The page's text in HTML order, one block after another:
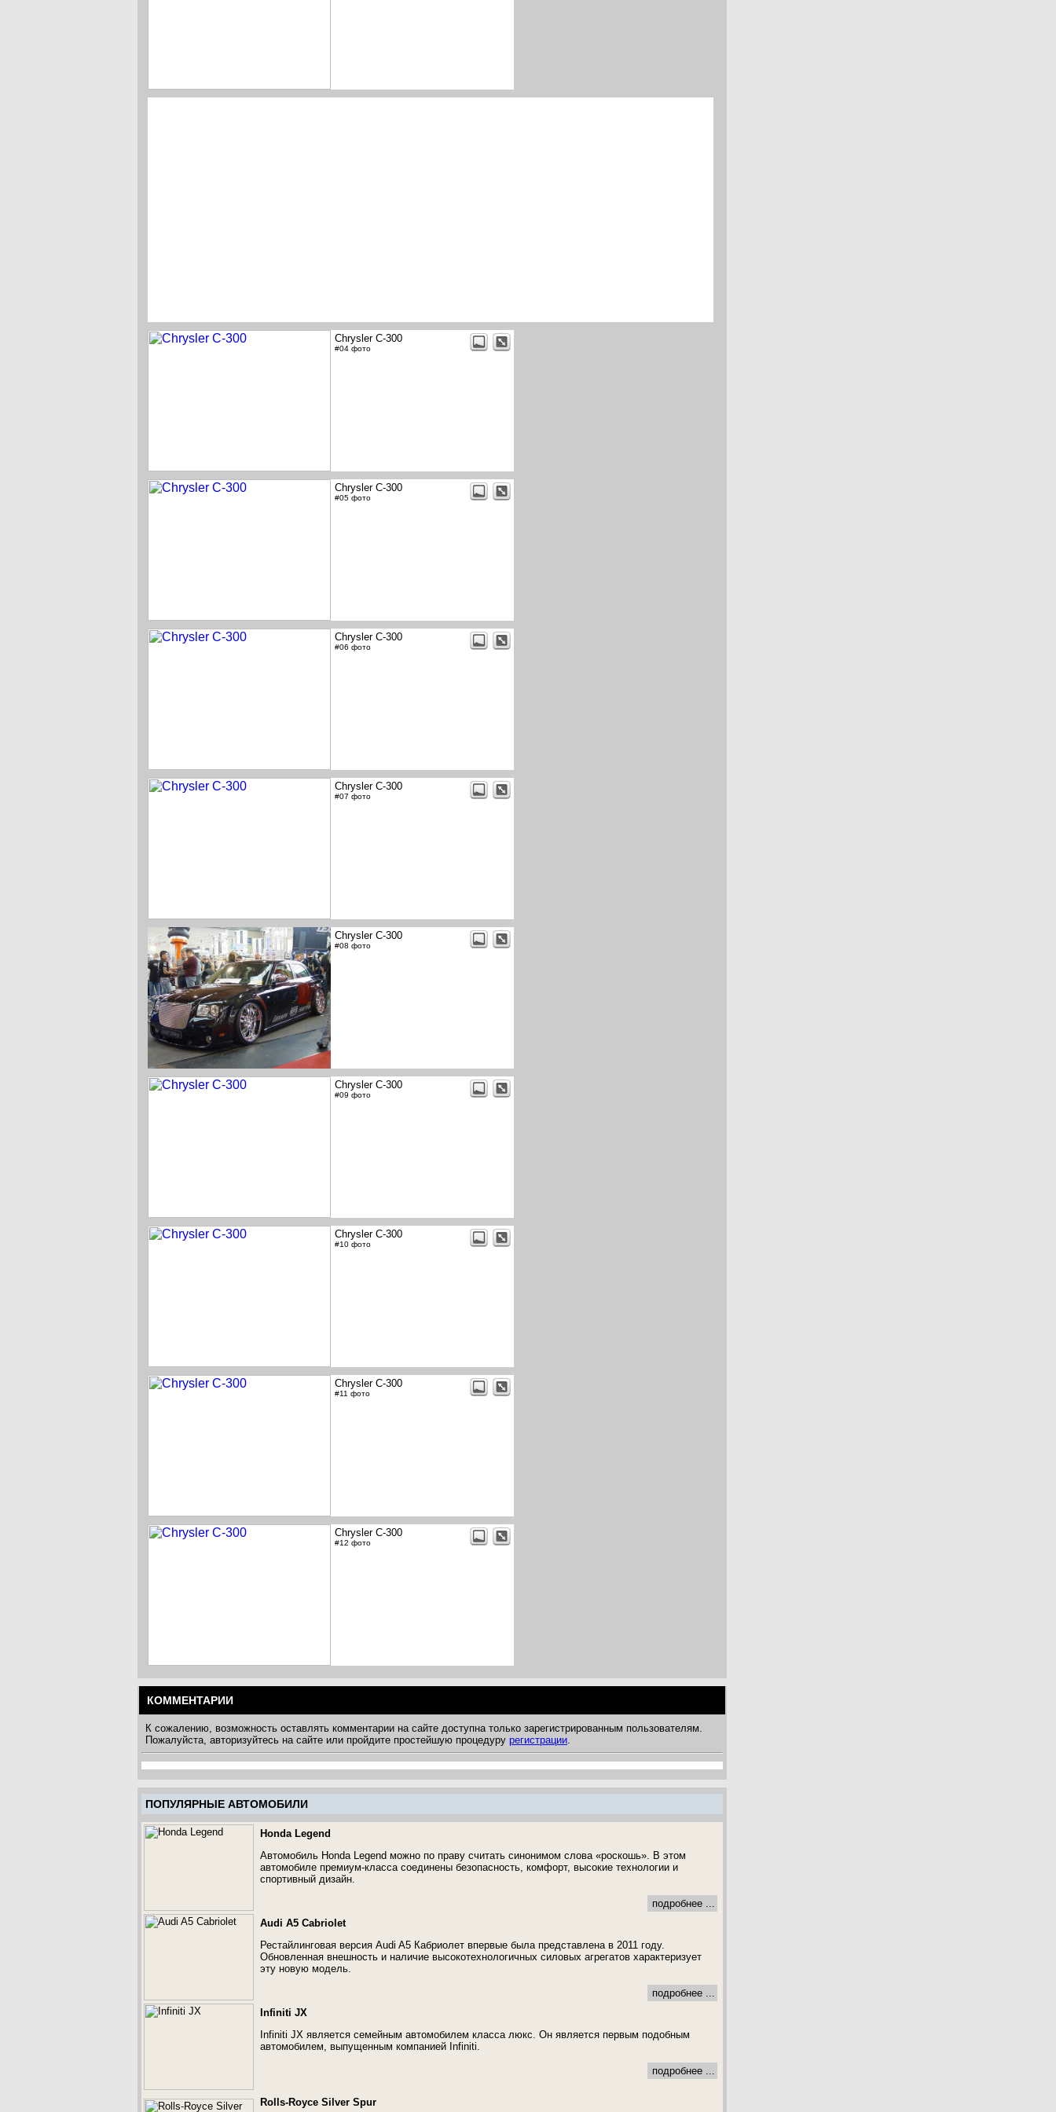
Chrysler C-300
#04 фото
Chrysler C-300
#05 фото
Chrysler C-300
#06 фото
Chrysler C-300
#07 фото
Chrysler C-300
#08 фото
Chrysler C-300
#09 фото
Chrysler C-300
#10 фото
Chrysler C-300
#11 фото
Chrysler C-300
#12 фото
КОММЕНТАРИИ
К сожалению, возможность оставлять комментарии на сайте доступна только зарегистрированным пользователям.
Пожалуйста, авторизуйтесь на сайте или пройдите простейшую процедуру регистрации.
ПОПУЛЯРНЫЕ АВТОМОБИЛИ
Honda Legend
Автомобиль Honda Legend можно по праву считать синонимом слова «роскошь». В этом
автомобиле премиум-класса соединены безопасность, комфорт, высокие технологии и
спортивный дизайн.
подробнее ...
Audi A5 Cabriolet
Рестайлинговая версия Audi A5 Кабриолет впервые была представлена в 2011 году.
Обновленная внешность и наличие высокотехнологичных силовых агрегатов характеризует
эту новую модель.
подробнее ...
Infiniti JX
Infiniti JX является семейным автомобилем класса люкс. Он является первым подобным
автомобилем, выпущенным компанией Infiniti.
подробнее ...
Rolls-Royce Silver Spur